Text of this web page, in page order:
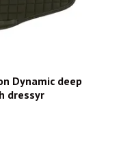
Dynamic deep
dressyr